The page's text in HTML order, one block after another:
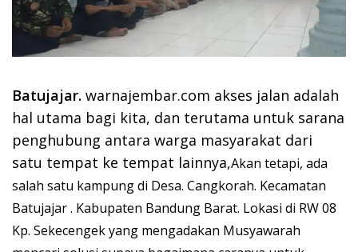
Batujajar. warnajembar.com akses jalan adalah
hal utama bagi kita, dan terutama untuk sarana
penghubung antara warga masyarakat dari
satu tempat ke tempat lainnya,Akan tetapi, ada
salah satu kampung di Desa. Cangkorah. Kecamatan
Batujajar . Kabupaten Bandung Barat. Lokasi di RW 08
Kp. Sekecengek yang mengadakan Musyawarah